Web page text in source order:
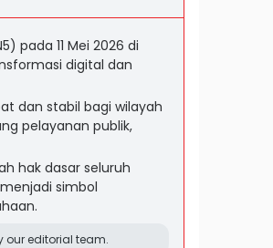
pada 11 Mei 2026 di
digital dan
dan stabil bagi wilayah
pelayanan publik,
hak dasar seluruh
simbol
our editorial team.